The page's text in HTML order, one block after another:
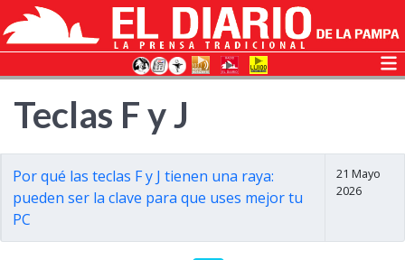
Teclas F y J
Por qué las teclas F y J tienen una raya:
pueden ser la clave para que uses mejor tu
PC
21 Mayo
2026